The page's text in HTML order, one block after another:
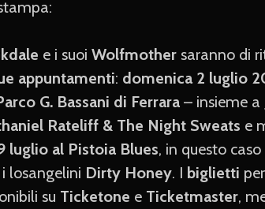
e i suoi Wolfmother saranno di
appuntamenti: domenica 2 luglio
G. Bassani di Ferrara– insieme a
Rateliff & The Night Sweats e
luglio al Pistoia Blues, in questo
i losangelini Dirty Honey. I biglietti per
su Ticketone e Ticketmaster,